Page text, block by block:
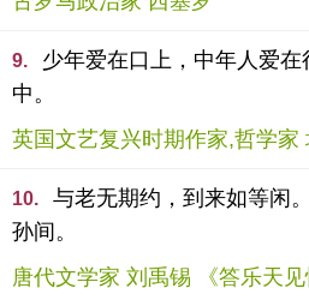
9.
少年爱在口上，中年人爱
中。
英国文艺复兴时期作家,哲学家
10.
与老无期约，到来如等闲
孙间。
唐代文学家 刘禹锡 《答乐天见